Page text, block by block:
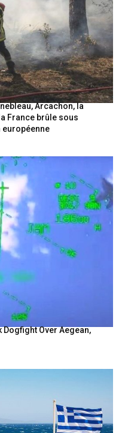
Arcachon, la
France brûle sous
européenne
Over Aegean,